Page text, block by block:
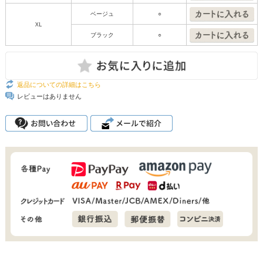
XL
ベージュ ○
ブラック ○
返品についての詳細はこちら
レビューはありません